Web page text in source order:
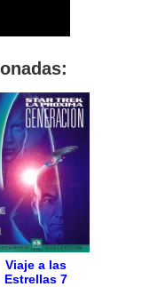
Viaje a las
Estrellas 7